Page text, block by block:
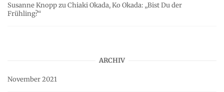
Susanne KnoppzuChiaki Okada, Ko Okada: „Bist Du der
Frühling?“
ARCHIV
November 2021